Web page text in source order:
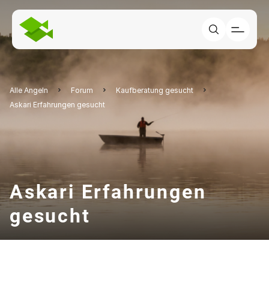
Alle Angeln Forum
Kaufberatung gesucht
Askari Erfahrungen gesucht
Askari Erfahrungen
gesucht